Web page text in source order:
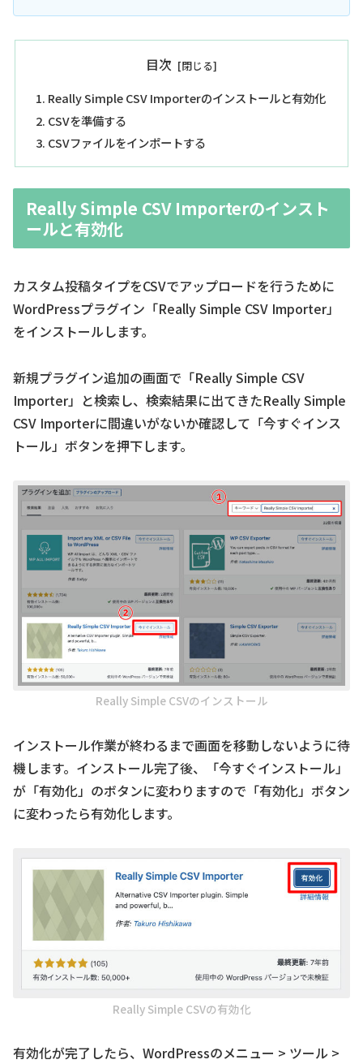
目次
Really Simple CSV Importerのインストールと有効化
CSVを準備する
CSVファイルをインポートする
Really Simple CSV Importerのインスト
ールと有効化
カスタム投稿タイプをCSVでアップロードを行うために
WordPressプラグイン「Really Simple CSV Importer」
をインストールします。
新規プラグイン追加の画面で「Really Simple CSV
Importer」と検索し、検索結果に出てきたReally Simple
CSV Importerに間違いがないか確認して「今すぐインス
トール」ボタンを押下します。
Really Simple CSVのインストール
インストール作業が終わるまで画面を移動しないように待
機します。インストール完了後、「今すぐインストール」
が「有効化」のボタンに変わりますので「有効化」ボタン
に変わったら有効化します。
Really Simple CSVの有効化
有効化が完了したら、WordPressのメニュー > ツール >